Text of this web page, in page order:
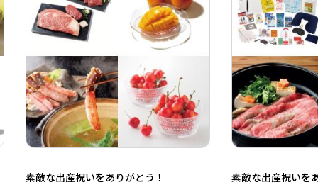
素敵な出産祝いをありがとう！ 素敵な出産祝いを